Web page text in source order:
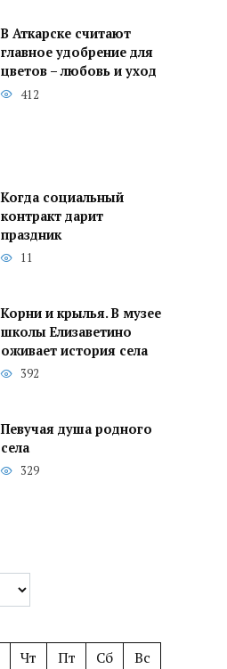
В Аткарске считают
главное удобрение для
цветов – любовь и уход
412
Когда социальный
контракт дарит
праздник
11
Корни и крылья. В музее
школы Елизаветино
оживает история села
392
Певучая душа родного
села
329
Чт Пт Сб
Вс